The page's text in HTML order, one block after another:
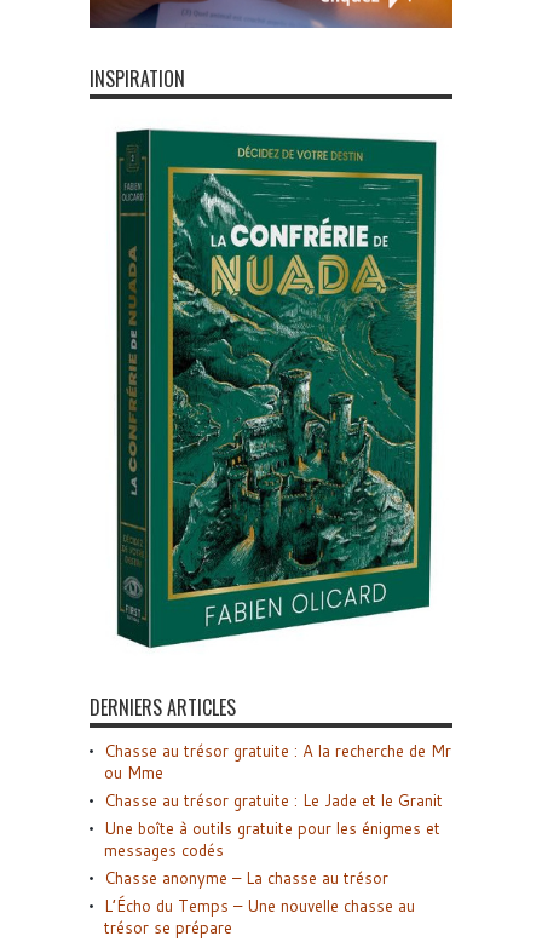
INSPIRATION
DERNIERS ARTICLES
Chasse au trésor gratuite : A la recherche de Mr
ou Mme
Chasse au trésor gratuite : Le Jade et le Granit
Une boîte à outils gratuite pour les énigmes et
messages codés
Chasse anonyme – La chasse au trésor
L’Écho du Temps – Une nouvelle chasse au
trésor se prépare